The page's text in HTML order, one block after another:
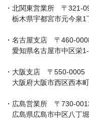
・北関東営業所　〒321-
栃木県宇都宮市元今泉1
・名古屋支店　〒460-
愛知県名古屋市中区栄
・大阪支店　〒550-0005
大阪府大阪市西区西本
・広島営業所　〒730-
広島県広島市中区八丁